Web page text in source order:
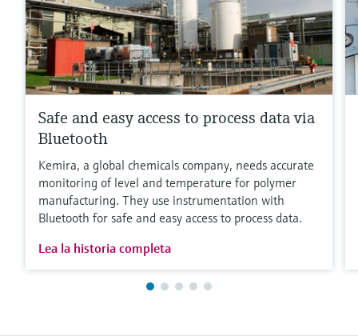
Safe and easy access to process data via
Bluetooth
Kemira, a global chemicals company, needs accurate
monitoring of level and temperature for polymer
manufacturing. They use instrumentation with
Bluetooth for safe and easy access to process data.
Lea la historia completa